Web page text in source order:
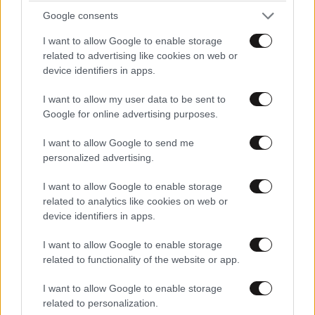
Google consents
I want to allow Google to enable storage
related to advertising like cookies on web or
device identifiers in apps.
I want to allow my user data to be sent to
Google for online advertising purposes.
I want to allow Google to send me
personalized advertising.
I want to allow Google to enable storage
related to analytics like cookies on web or
device identifiers in apps.
I want to allow Google to enable storage
related to functionality of the website or app.
I want to allow Google to enable storage
related to personalization.
μειωσουν τους φορους... ποσο πλανεμενοι
Απαντήστε
N1k0ssT 12·07·2013 18:25
θίξατε το δημόσιο, μη τζίζ. Το
καλύτερο θα ήταν να ήμασταν όλοι
δημόσιοι λοιπόν κύριε κομονιστά έτσι;
Ποιός θα δούλευε τότε; Αντε προσκύνα
τη μούμια σου στη Μόσχα.
Απαντήστε
Ανδρεας 11·07·2013 15:30